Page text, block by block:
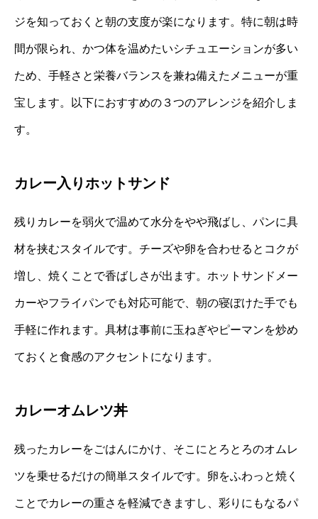
ジを知っておくと朝の支度が楽になります。特に朝は時
間が限られ、かつ体を温めたいシチュエーションが多い
ため、手軽さと栄養バランスを兼ね備えたメニューが重
宝します。以下におすすめの３つのアレンジを紹介しま
す。
カレー入りホットサンド
残りカレーを弱火で温めて水分をやや飛ばし、パンに具
材を挟むスタイルです。チーズや卵を合わせるとコクが
増し、焼くことで香ばしさが出ます。ホットサンドメー
カーやフライパンでも対応可能で、朝の寝ぼけた手でも
手軽に作れます。具材は事前に玉ねぎやピーマンを炒め
ておくと食感のアクセントになります。
カレーオムレツ丼
残ったカレーをごはんにかけ、そこにとろとろのオムレ
ツを乗せるだけの簡単スタイルです。卵をふわっと焼く
ことでカレーの重さを軽減できますし、彩りにもなるパ